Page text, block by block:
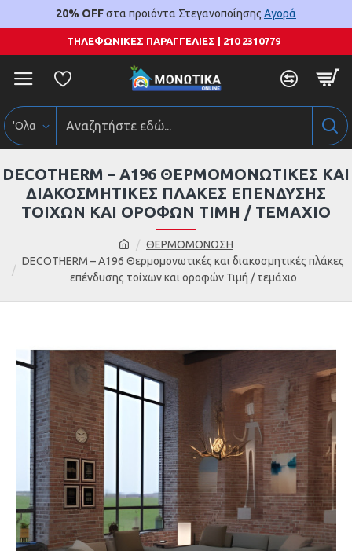
20% OFFστα προιόντα Στεγανοποίησης Αγορά
ΤΗΛΕΦΩΝΙΚΕΣ ΠΑΡΑΓΓΕΛΙΕΣ | 210 2310779
'Ολα
ΘΕΡΜΟΜΟΝΩΣΗ
DECOTHERM – Α196 Θερμομονωτικές και διακοσμητικές πλάκες
επένδυσης τοίχων και οροφών Τιμή / τεμάχιο
DECOTHERM – Α196 ΘΕΡΜΟΜΟΝΩΤΙΚΈΣ ΚΑΙ
ΔΙΑΚΟΣΜΗΤΙΚΈΣ ΠΛΆΚΕΣ ΕΠΈΝΔΥΣΗΣ
ΤΟΊΧΩΝ ΚΑΙ ΟΡΟΦΏΝ ΤΙΜΉ / ΤΕΜΆΧΙΟ